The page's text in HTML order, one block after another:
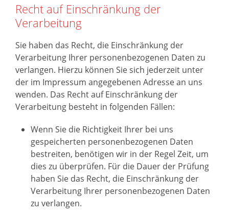
Recht auf Einschränkung der
Verarbeitung
Sie haben das Recht, die Einschränkung der
Verarbeitung Ihrer personenbezogenen Daten zu
verlangen. Hierzu können Sie sich jederzeit unter
der im Impressum angegebenen Adresse an uns
wenden. Das Recht auf Einschränkung der
Verarbeitung besteht in folgenden Fällen:
Wenn Sie die Richtigkeit Ihrer bei uns
gespeicherten personenbezogenen Daten
bestreiten, benötigen wir in der Regel Zeit, um
dies zu überprüfen. Für die Dauer der Prüfung
haben Sie das Recht, die Einschränkung der
Verarbeitung Ihrer personenbezogenen Daten
zu verlangen.